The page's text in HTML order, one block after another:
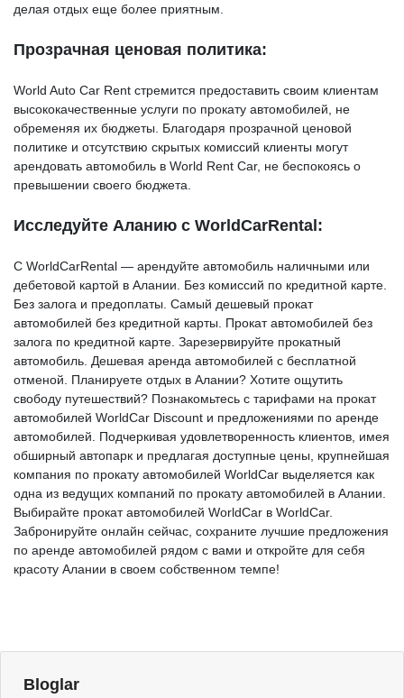
делая отдых еще более приятным.
Прозрачная ценовая политика:
World Auto Car Rent стремится предоставить своим клиентам
высококачественные услуги по прокату автомобилей, не
обременяя их бюджеты. Благодаря прозрачной ценовой
политике и отсутствию скрытых комиссий клиенты могут
арендовать автомобиль в World Rent Car, не беспокоясь о
превышении своего бюджета.
Исследуйте Аланию с WorldCarRental:
С WorldCarRental — арендуйте автомобиль наличными или
дебетовой картой в Алании. Без комиссий по кредитной карте.
Без залога и предоплаты. Самый дешевый прокат
автомобилей без кредитной карты. Прокат автомобилей без
залога по кредитной карте. Зарезервируйте прокатный
автомобиль. Дешевая аренда автомобилей с бесплатной
отменой. Планируете отдых в Алании? Хотите ощутить
свободу путешествий? Познакомьтесь с тарифами на прокат
автомобилей WorldCar Discount и предложениями по аренде
автомобилей. Подчеркивая удовлетворенность клиентов, имея
обширный автопарк и предлагая доступные цены, крупнейшая
компания по прокату автомобилей WorldCar выделяется как
одна из ведущих компаний по прокату автомобилей в Алании.
Выбирайте прокат автомобилей WorldCar в WorldCar.
Забронируйте онлайн сейчас, сохраните лучшие предложения
по аренде автомобилей рядом с вами и откройте для себя
красоту Алании в своем собственном темпе!
Bloglar